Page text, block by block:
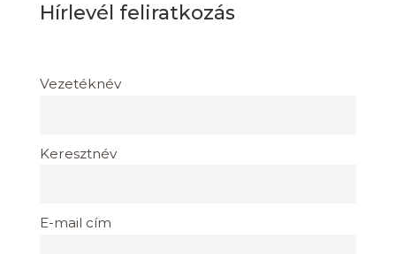
Hírlevél feliratkozás
Vezetéknév
Keresztnév
E-mail cím